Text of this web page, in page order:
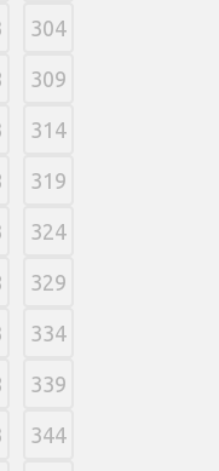
304
309
314
319
324
329
334
339
344